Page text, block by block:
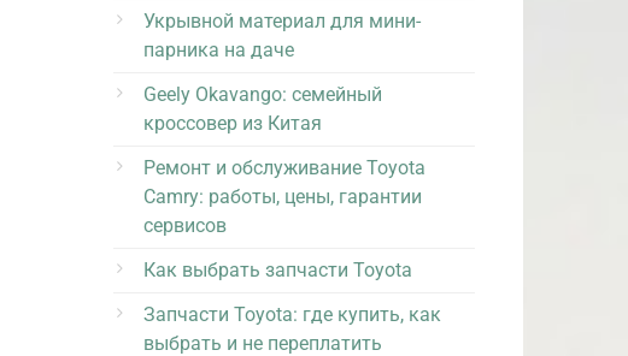
Укрывной материал для мини-
парника на даче
Geely Okavango: семейный
кроссовер из Китая
Ремонт и обслуживание Toyota
Camry: работы, цены, гарантии
сервисов
Как выбрать запчасти Toyota
Запчасти Toyota: где купить, как
выбрать и не переплатить